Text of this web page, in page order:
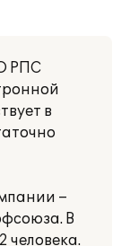
РПС
в
–
В
человека.